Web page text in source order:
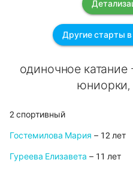
Другие старты
одиночное
2 спортивный
Гостемилова Мария – 12 лет
Гуреева Елизавета – 11 лет